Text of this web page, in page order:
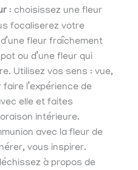
: choisissez une fleur
focaliserez votre
fleur fraîchement
ou d’une fleur qui
Utilisez vos sens : vue,
l’expérience de
elle et faites
intérieure.
avec la fleur de
vous inspirer.
à propos de